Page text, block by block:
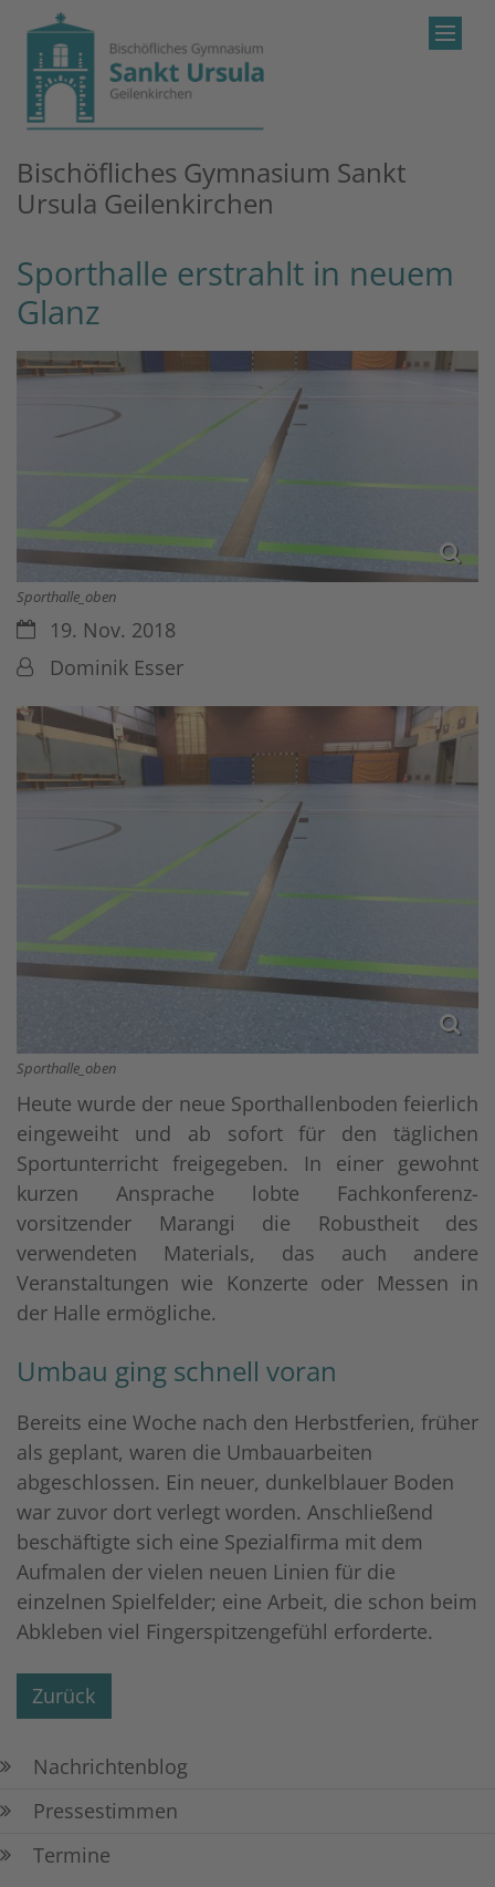
Zum Inhalt springen
Bischöfliches Gymnasium Sankt
Ursula Geilenkirchen
Sporthalle erstrahlt in neuem
Glanz
Sporthalle_oben
Datum:19. Nov. 2018
Von:Dominik Esser
Sporthalle_oben
Heute wurde der neue Sporthallenboden feierlich
eingeweiht und ab sofort für den täglichen
Sportunterricht freigegeben. In einer gewohnt
kurzen Ansprache lobte Fachkonferenz-
vorsitzender Marangi die Robustheit des
verwendeten Materials, das auch andere
Veranstaltungen wie Konzerte oder Messen in
der Halle ermögliche.
Umbau ging schnell voran
Bereits eine Woche nach den Herbstferien, früher
als geplant, waren die Umbauarbeiten
abgeschlossen. Ein neuer, dunkelblauer Boden
war zuvor dort verlegt worden. Anschließend
beschäftigte sich eine Spezialfirma mit dem
Aufmalen der vielen neuen Linien für die
einzelnen Spielfelder; eine Arbeit, die schon beim
Abkleben viel Fingerspitzengefühl erforderte.
Zurück
Nachrichtenblog
Pressestimmen
Termine